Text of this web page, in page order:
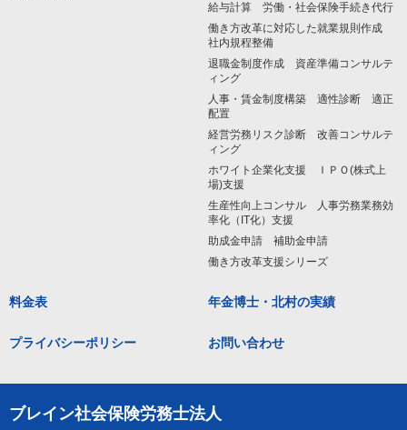
給与計算 労働・社会保険手続き代行
働き方改革に対応した就業規則作成
社内規程整備
退職金制度作成 資産準備コンサルテ
ィング
人事・賃金制度構築 適性診断 適正
配置
経営労務リスク診断 改善コンサルテ
ィング
ホワイト企業化支援 ＩＰＯ(株式上
場)支援
生産性向上コンサル 人事労務業務効
率化（IT化）支援
助成金申請 補助金申請
働き方改革支援シリーズ
料金表 年金博士・北村の実績
プライバシーポリシー お問い合わせ
ブレイン社会保険労務士法人